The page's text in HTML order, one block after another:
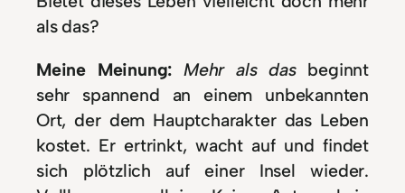
als das?
Meine Meinung: Mehrals dasbeginnt
sehr spannend an einem unbekannten
Ort, der dem Hauptcharakter das Leben
kostet. Er ertrinkt, wacht auf und findet
sich plötzlich auf einer Insel wieder.